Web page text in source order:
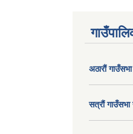
अठाराैं
सत्राैं गाउँसभा